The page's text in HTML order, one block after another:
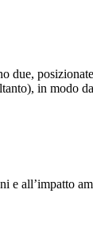
in modo
e all’impatto